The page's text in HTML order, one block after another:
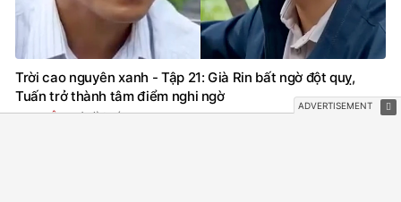
Trời cao nguyên xanh - Tập 21: Già Rin bất ngờ đột quỵ,
Tuấn trở thành tâm điểm nghi ngờ
PHIM VIỆT 1 giờ trước